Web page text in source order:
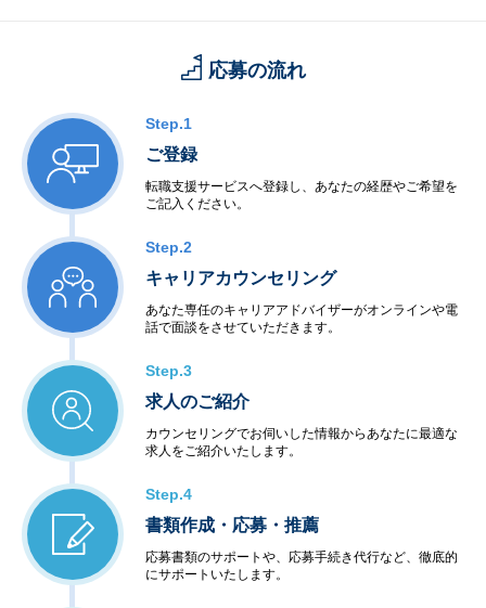
応募の流れ
Step.1
ご登録
転職支援サービスへ登録し、あなたの経歴やご希望を
ご記入ください。
Step.2
キャリアカウンセリング
あなた専任のキャリアアドバイザーがオンラインや電
話で面談をさせていただきます。
Step.3
求人のご紹介
カウンセリングでお伺いした情報からあなたに最適な
求人をご紹介いたします。
Step.4
書類作成・応募・推薦
応募書類のサポートや、応募手続き代行など、徹底的
にサポートいたします。